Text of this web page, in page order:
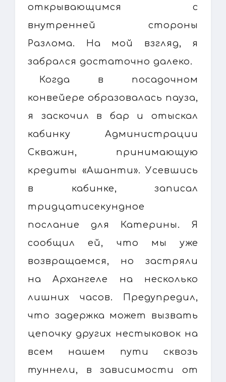
открывающимся с
внутренней стороны
Разлома. На мой взгляд, я
забрался достаточно далеко.
Когда в посадочном
конвейере образовалась пауза,
я заскочил в бар и отыскал
кабинку Администрации
Скважин, принимающую
кредиты «Ашанти». Усевшись
в кабинке, записал
тридцатисекундное
послание для Катерины. Я
сообщил ей, что мы уже
возвращаемся, но застряли
на Архангеле на несколько
лишних часов. Предупредил,
что задержка может вызвать
цепочку других нестыковок на
всем нашем пути сквозь
туннели, в зависимости от